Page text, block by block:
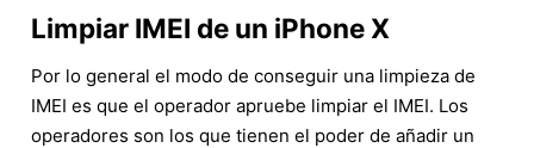
Limpiar IMEI de un iPhone X
Por lo general el modo de conseguir una limpieza de
IMEI es que el operador apruebe limpiar el IMEI. Los
operadores son los que tienen el poder de añadir un